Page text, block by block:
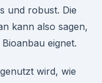
und robust. Die
kann also sagen,
eignet.
wird, wie